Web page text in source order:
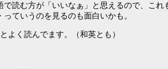
読む方が「いいなぁ」と思えるので、こ
ていうのを見るのも面白いかも。
よく読んでます。（和英とも）